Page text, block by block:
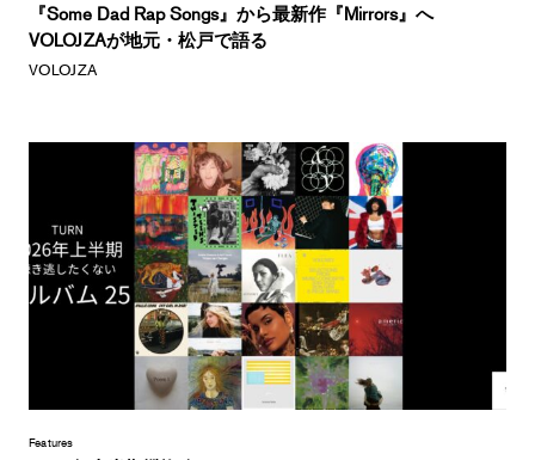
『Some Dad Rap Songs』から最新作『Mirrors』へ
VOLOJZAが地元・松戸で語る
VOLOJZA
Features